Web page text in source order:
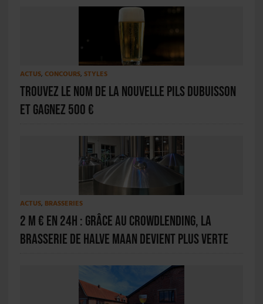
ACTUS, CONCOURS, STYLES
Trouvez le nom de la nouvelle pils Dubuisson
et gagnez 500 €
ACTUS, BRASSERIES
2 M € en 24H : grâce au crowdlending, la
brasserie De Halve Maan devient plus verte